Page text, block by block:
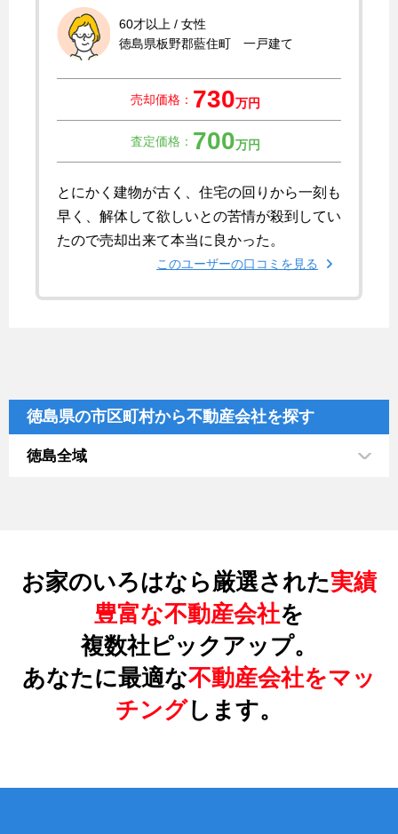
60才以上 / 女性
徳島県板野郡藍住町 一戸建て
売却価格： 730万円
査定価格： 700万円
とにかく建物が古く、住宅の回りから一刻も
早く、解体して欲しいとの苦情が殺到してい
たので売却出来て本当に良かった。
このユーザーの口コミを見る
徳島県の市区町村から不動産会社を探す
徳島全域
お家のいろはなら厳選された実績
豊富な不動産会社を
複数社ピックアップ。
あなたに最適な不動産会社をマッ
チングします。